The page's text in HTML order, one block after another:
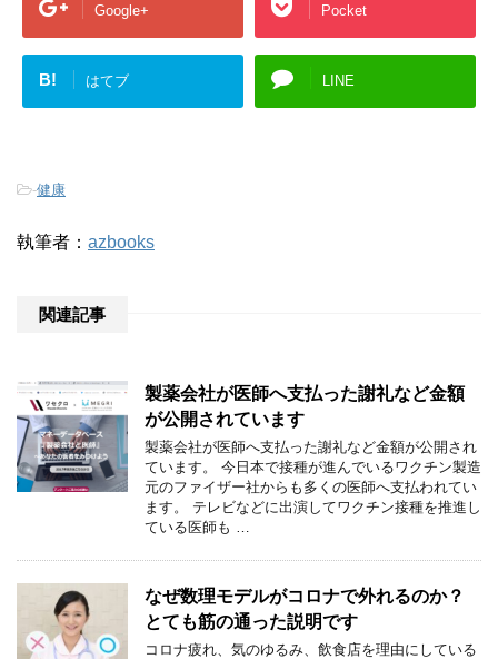
Google+ Pocket
B! はてブ LINE
-健康
執筆者： azbooks
関連記事
製薬会社が医師へ支払った謝礼など金額
が公開されています
製薬会社が医師へ支払った謝礼など金額が公開され
ています。 今日本で接種が進んでいるワクチン製造
元のファイザー社からも多くの医師へ支払われてい
ます。 テレビなどに出演してワクチン接種を推進し
ている医師も …
なぜ数理モデルがコロナで外れるのか？
とても筋の通った説明です
コロナ疲れ、気のゆるみ、飲食店を理由にしている